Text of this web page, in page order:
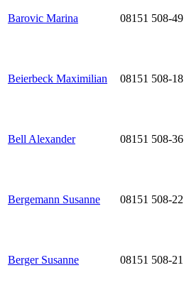
Barovic Marina 08151 508-49
Beierbeck Maximilian 08151 508-18
Bell Alexander 08151 508-36
Bergemann Susanne 08151 508-22
Berger Susanne 08151 508-21